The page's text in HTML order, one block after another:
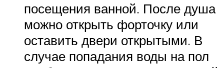
посещения ванной. После душа
можно открыть форточку или
оставить двери открытыми. В
случае попадания воды на пол